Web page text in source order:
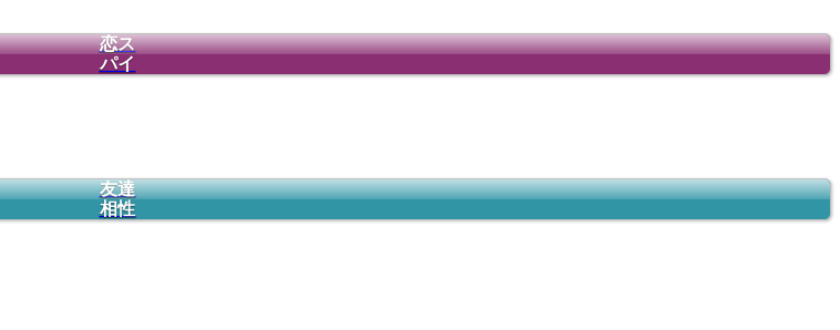
恋ス
パイ
友達
相性